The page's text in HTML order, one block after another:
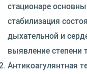
стационаре
стабилизация
дыхательной и
выявление степени
Антикоагулянтная